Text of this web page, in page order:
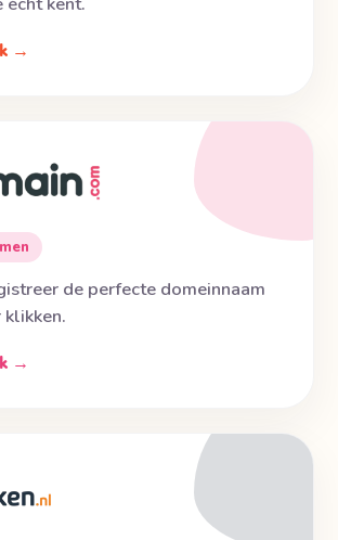
→
de perfecte domeinnaam
klikken.
→